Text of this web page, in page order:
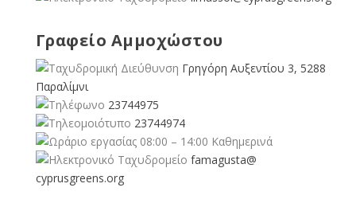
Γραφείο Αμμοχώστου
Γρηγόρη Αυξεντίου 3, 5288
Παραλίμνι
23744975
23744974
08:00 – 14:00 Καθημερινά
famagusta@
cyprusgreens.org